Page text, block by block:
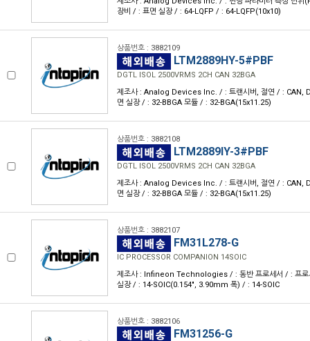
장비 / : 표면 실장 / : 64-LQFP / : 64-LQFP(10x10)
상품번호 : 3882109
LTM2889HY-5#PBF
DGTL ISOL 2500VRMS 2CH CAN 32BGA
제조사 : Analog Devices Inc. / : 트랜시버, 절연 / : CAN,
면 실장 / : 32-BBGA 모듈 / : 32-BGA(15x11.25)
상품번호 : 3882108
LTM2889IY-3#PBF
DGTL ISOL 2500VRMS 2CH CAN 32BGA
제조사 : Analog Devices Inc. / : 트랜시버, 절연 / : CAN,
면 실장 / : 32-BBGA 모듈 / : 32-BGA(15x11.25)
상품번호 : 3882107
FM31L278-G
IC PROCESSOR COMPANION 14SOIC
제조사 : Infineon Technologies / : 동반 프로세서 / : 프로
실장 / : 14-SOIC(0.154", 3.90mm 폭) / : 14-SOIC
상품번호 : 3882106
FM31256-G